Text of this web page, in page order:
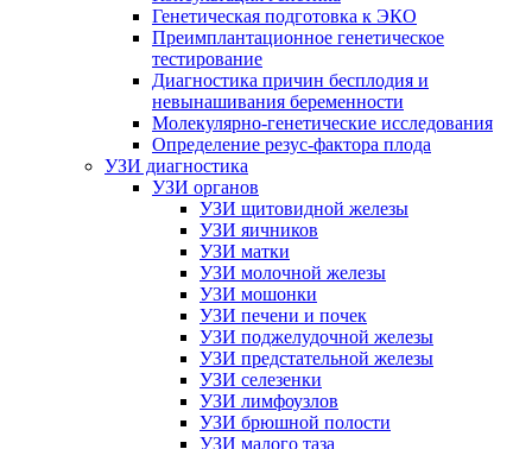
Генетическая подготовка к ЭКО
Преимплантационное генетическое
тестирование
Диагностика причин бесплодия и
невынашивания беременности
Молекулярно-генетические исследования
Определение резус-фактора плода
УЗИ диагностика
УЗИ органов
УЗИ щитовидной железы
УЗИ яичников
УЗИ матки
УЗИ молочной железы
УЗИ мошонки
УЗИ печени и почек
УЗИ поджелудочной железы
УЗИ предстательной железы
УЗИ селезенки
УЗИ лимфоузлов
УЗИ брюшной полости
УЗИ малого таза